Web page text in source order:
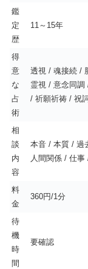
鑑
定
歴
11～15年
得
意
な
占
術
透視 / 魂接続 /
霊視 / 意念同
/ 祈願祈祷 / 祝
相
談
内
容
本音 / 本質 / 過
人間関係 / 仕
料
金
360円/1分
待
機
時
間
要確認